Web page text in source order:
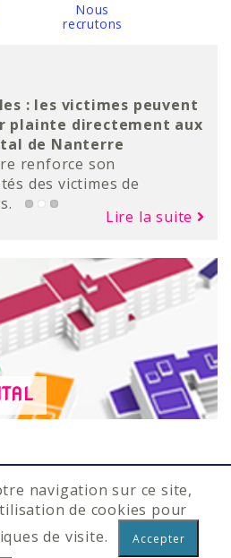
Nous
recrutons
se dote d’un scanner
artificielle
vient de franchir une
la modernisation de
avec l’acquisition d’un
dernière génération.
: les victimes peuvent
plainte directement aux
de Nanterre
renforce son
des victimes de
Lire la suite
d’aide et de
victimes de
accompagner les
violences
nous
de la République
navigation sur ce site,
de cookies pour
de visite.